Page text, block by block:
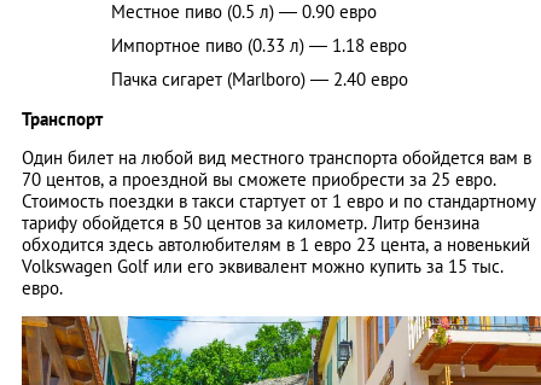
Местное пиво (0.5 л) — 0.90 евро
Импортное пиво (0.33 л) — 1.18 евро
Пачка сигарет (Marlboro) — 2.40 евро
Транспорт
Один билет на любой вид местного транспорта обойдется вам в
70 центов, а проездной вы сможете приобрести за 25 евро.
Стоимость поездки в такси стартует от 1 евро и по стандартному
тарифу обойдется в 50 центов за километр. Литр бензина
обходится здесь автолюбителям в 1 евро 23 цента, а новенький
Volkswagen Golf или его эквивалент можно купить за 15 тыс.
евро.